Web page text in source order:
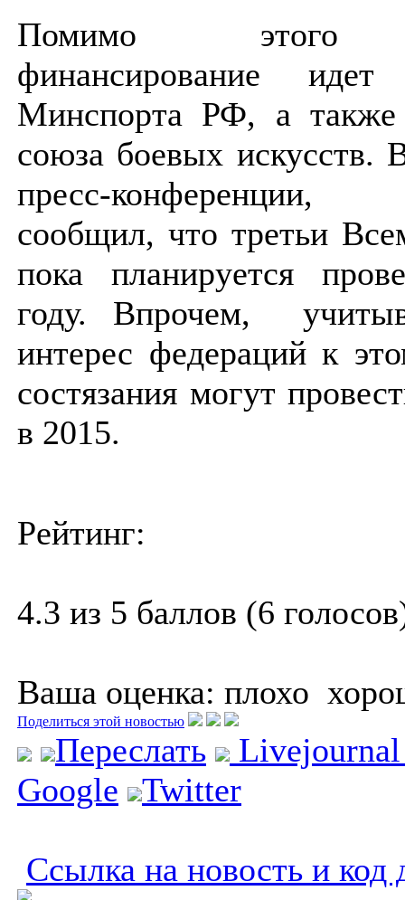
Помимо этого
финансирование
Минспорта РФ, а также
союза боевых искусств.
пресс-конференции,
сообщил, что третьи
пока планируется
году. Впрочем,
интерес федераций к
состязания могут
в 2015.
Рейтинг:
4.3 из 5 баллов (6
Ваша оценка: плохо
Поделиться этой новостью
Переслать
Google
Twitter
Ссылка на новость и код